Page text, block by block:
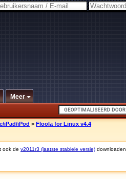
Meer
iPad/iPod > Floola for Linux v4.4
ook de v2011r3 (laatste stabiele versie) downloaden.